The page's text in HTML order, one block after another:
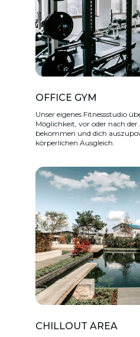
OFFICE GYM
Unser eigenes Fitnessstudio
Möglichkeit, vor oder nach
bekommen und dich
körperlichen Ausgleich.
CHILLOUT AREA